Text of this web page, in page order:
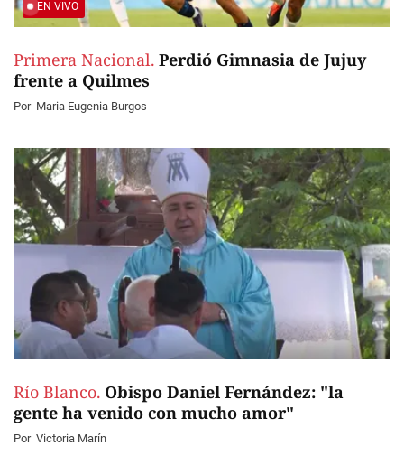
EN VIVO
Primera Nacional. Perdió Gimnasia de Jujuy
frente a Quilmes
Por Maria Eugenia Burgos
Río Blanco. Obispo Daniel Fernández: "la
gente ha venido con mucho amor"
Por Victoria Marín